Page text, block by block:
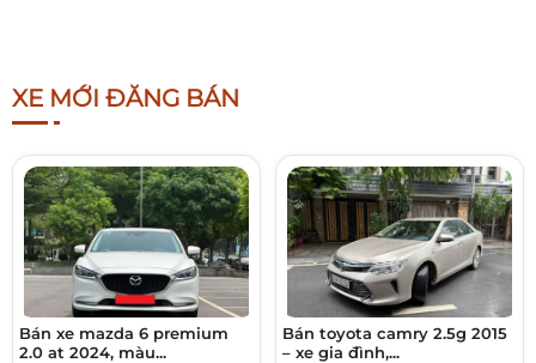
XE MỚI ĐĂNG BÁN
Bán xe mazda 6 premium
2.0 at 2024, màu...
Bán toyota camry 2.5g 2015
– xe gia đình,...